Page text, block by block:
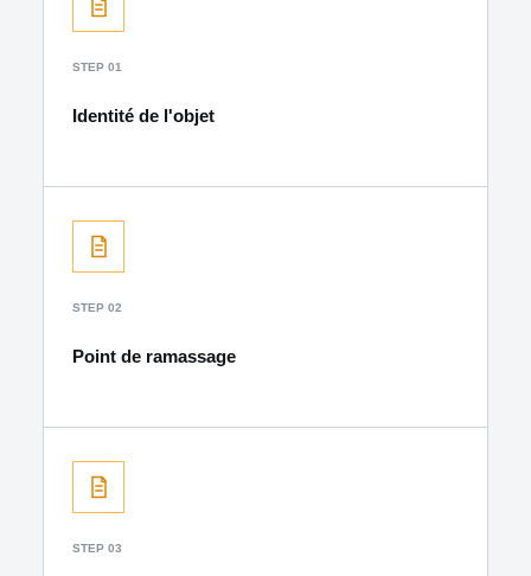
STEP 01
Identité de l'objet
STEP 02
Point de ramassage
STEP 03